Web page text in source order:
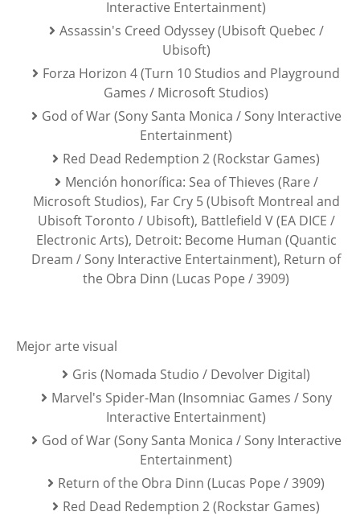
Interactive Entertainment)
Assassin's Creed Odyssey (Ubisoft Quebec /
Ubisoft)
Forza Horizon 4 (Turn 10 Studios and Playground
Games / Microsoft Studios)
God of War (Sony Santa Monica / Sony Interactive
Entertainment)
Red Dead Redemption 2 (Rockstar Games)
Mención honorífica: Sea of Thieves (Rare /
Microsoft Studios), Far Cry 5 (Ubisoft Montreal and
Ubisoft Toronto / Ubisoft), Battlefield V (EA DICE /
Electronic Arts), Detroit: Become Human (Quantic
Dream / Sony Interactive Entertainment), Return of
the Obra Dinn (Lucas Pope / 3909)
Mejor arte visual
Gris (Nomada Studio / Devolver Digital)
Marvel's Spider-Man (Insomniac Games / Sony
Interactive Entertainment)
God of War (Sony Santa Monica / Sony Interactive
Entertainment)
Return of the Obra Dinn (Lucas Pope / 3909)
Red Dead Redemption 2 (Rockstar Games)